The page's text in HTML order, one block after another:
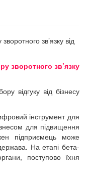
зворотного зв’язку
відгуку від бізнесу
інструмент для
для підвищення
підприємець може
На етапі бета-
поступово їхня